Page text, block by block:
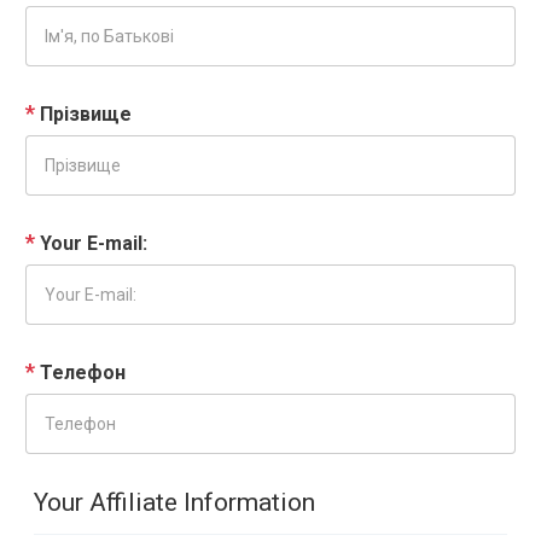
Прізвище
Your E-mail:
Телефон
Your Affiliate Information